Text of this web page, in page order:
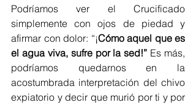
Podríamos ver el Crucificado
simplemente con ojos de piedad y
afirmar con dolor: “¡Cómo aquel que es
el agua viva, sufre por la sed!” Es más,
podríamos quedarnos en la
acostumbrada interpretación del chivo
expiatorio y decir que murió por ti y por